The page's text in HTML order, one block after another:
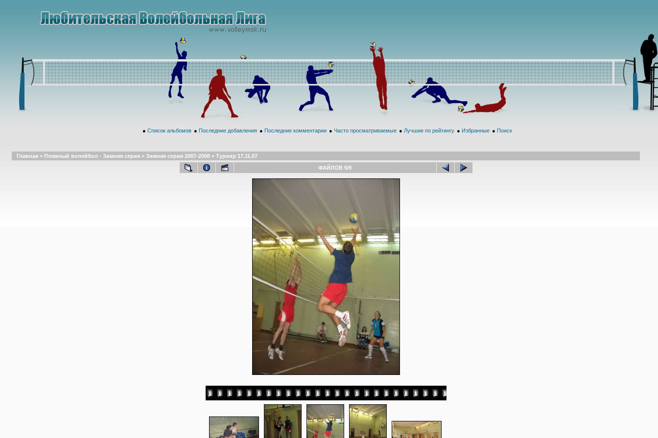
● Список альбомов ● Последние добавления ● Последние комментарии ● Часто просматриваемые ● Лучшие по рейтингу ● Избранные ● Поиск
Главная > Пляжный волейбол - Зимняя серия > Зимняя серия 2007-2008 > Турнир 17.11.07
ФАЙЛОВ 5/9